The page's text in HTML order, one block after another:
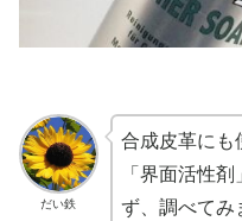
だい鉄
合成皮革にも
「界面活性
ず、調べてみ